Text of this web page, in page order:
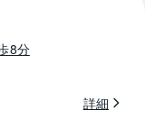
8分
詳細